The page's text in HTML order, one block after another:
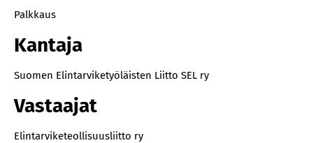
Palkkaus
Kantaja
Suomen Elintarviketyöläisten Liitto SEL ry
Vastaajat
Elintarviketeollisuusliitto ry